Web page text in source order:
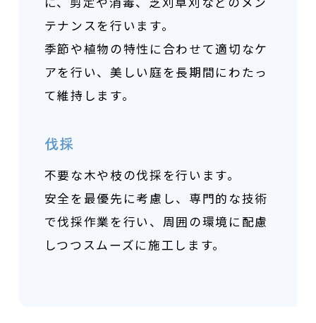
テナンスを行います。
季節や植物の特性に合わせて適切なケ
アを行い、美しい庭を長期間にわたっ
て維持します。
伐採
不要な木や枝の伐採を行います。
安全を最優先に考慮し、専門的な技術
で伐採作業を行い、 周囲の環境に配慮
しつつスムーズに施工します。